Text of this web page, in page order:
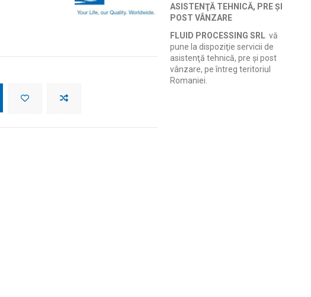
ASISTENŢĂ TEHNICĂ, PRE ŞI
POST VÂNZARE
FLUID PROCESSING SRLvă
pune la dispoziţie servicii de
asistenţă tehnică, pre şi post
vânzare, pe întreg teritoriul
Romaniei.